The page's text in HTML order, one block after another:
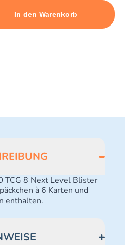
quantity: 5
In den Warenkorb
TCG 8 Next Level Blister
à 6 Karten und
enthalten.